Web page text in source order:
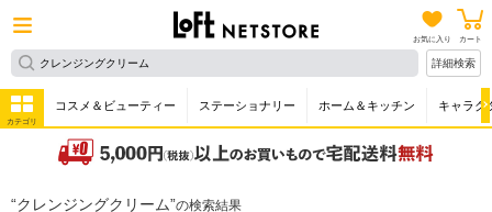
お気に入り カート
詳細検索
カテゴリ
コスメ＆ビューティー ステーショナリー ホーム＆キッチン キャラク
クレンジングクリーム の検索結果